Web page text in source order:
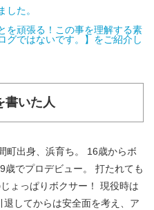
した。
を頑張る！この事を理解する素
グではないです。】をご紹介し
書いた人
町出身、浜育ち。 16歳からボ
歳でプロデビュー。 打たれても
ょっぱりボクサー！ 現役時は
退してからは安全面を考え、ア